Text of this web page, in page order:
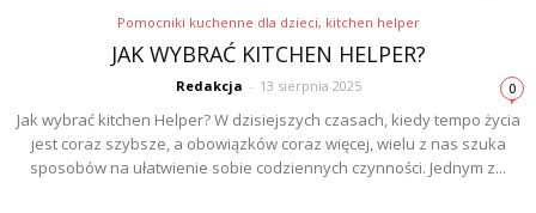
Pomocniki kuchenne dla dzieci, kitchen helper
JAK WYBRAĆ KITCHEN HELPER?
Redakcja - 13 sierpnia 2025 0
Jak wybrać kitchen Helper? W dzisiejszych czasach, kiedy tempo życia
jest coraz szybsze, a obowiązków coraz więcej, wielu z nas szuka
sposobów na ułatwienie sobie codziennych czynności. Jednym z...